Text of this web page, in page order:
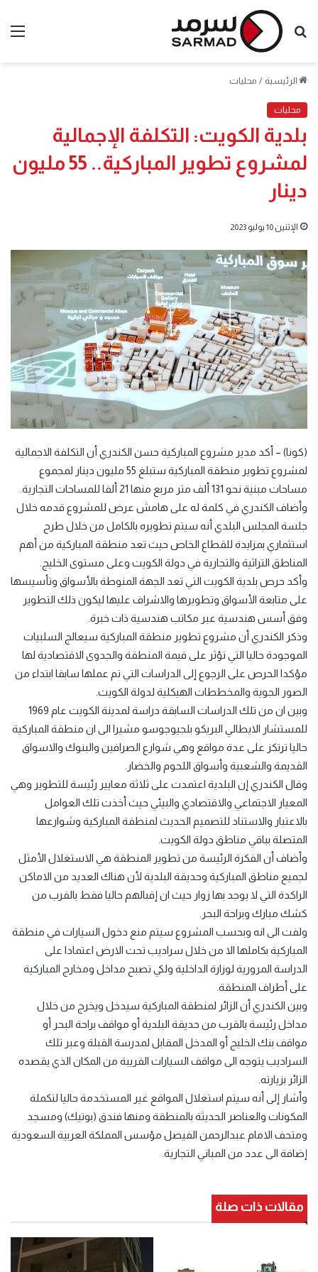
بحث
الرئيسية / محليات
محليات
بلدية الكويت: التكلفة الإجمالية
لمشروع تطوير المباركية.. 55 مليون
دينار
الإثنين 10 يوليو 2023
(كونا) – أكد مدير مشروع المباركية حسن الكندري أن التكلفة الاجمالية
لمشروع تطوير منطقة المباركية ستبلغ 55 مليون دينار لمجموع
مساحات مبنية نحو 131 ألف متر مربع منها 21 ألفا للمساحات التجارية.
وأضاف الكندري في كلمة له على هامش عرض للمشروع قدمه خلال
جلسة المجلس البلدي أنه سيتم تطويره بالكامل من خلال طرح
استثماري بمزايدة للقطاع الخاص حيث تعد منطقة المباركية من أهم
المناطق التراثية والتجارية في دولة الكويت وعلى مستوى الخليج.
وأكد حرص بلدية الكويت التي تعد الجهة المنوطة بالأسواق وتأسيسها
على متابعة الأسواق وتطويرها والاشراف عليها ليكون ذلك التطوير
وفق أسس هندسية عبر مكاتب هندسية ذات خبرة.
وذكر الكندري أن مشروع تطوير منطقة المباركية سيعالج السلبيات
الموجودة حاليا التي تؤثر على قيمة المنطقة والجدوى الاقتصادية لها
مؤكدا الحرص على الرجوع إلى الدراسات التي تم عملها سابقا ابتداء من
الصور الجوية والمخططات الهيكلية لدولة الكويت.
وبين ان من تلك الدراسات السابقة دراسة لمدينة الكويت عام 1969
للمستشار الايطالي البريكو بلجيوجوسو مشيرا الى ان منطقة المباركية
حاليا ترتكز على عدة مواقع وهي شوارع الصرافين والبنوك والاسواق
القديمة والشعبية وأسواق اللحوم والخضار.
وقال الكندري إن البلدية اعتمدت على ثلاثة معايير رئيسة للتطوير وهي
المعيار الاجتماعي والاقتصادي والبيئي حيث أخذت تلك العوامل
بالاعتبار والاستناد للتصميم الحديث لمنطقة المباركية وشوارعها
المتصلة بباقي مناطق دولة الكويت.
وأضاف أن الفكرة الرئيسة من تطوير المنطقة هي الاستغلال الأمثل
لجميع مناطق المباركية وحديقة البلدية لأن هناك العديد من الاماكن
الراكدة التي لا يوجد بها زوار حيث ان إقبالهم حاليا فقط بالقرب من
كشك مبارك وبراحة البحر.
ولفت الى انه وبحسب المشروع سيتم منع دخول السيارات في منطقة
المباركية بكاملها الا من خلال سراديب تحت الارض اعتمادا على
الدراسة المرورية لوزارة الداخلية ولكي تصبح مداخل ومخارج المباركية
على أطراف المنطقة.
وبين الكندري أن الزائر لمنطقة المباركية سيدخل ويخرج من خلال
مداخل رئيسة بالقرب من حديقة البلدية أو مواقف براحة البحر أو
مواقف بنك الخليج أو المدخل المقابل لمدرسة القبلة وعبر تلك
السراديب يتوجه الى مواقف السيارات القريبة من المكان الذي يقصده
الزائر بزيارته.
وأشار إلى أنه سيتم استغلال المواقع غير المستخدمة حاليا لتكملة
المكونات والعناصر الحديثة بالمنطقة ومنها فندق (بوتيك) ومسجد
ومتحف الامام عبدالرحمن الفيصل مؤسس المملكة العربية السعودية
إضافة الى عدد من المباني التجارية.
مقالات ذات صلة